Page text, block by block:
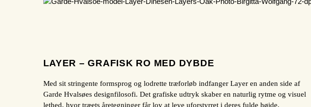
LAYER – GRAFISK RO MED DYBDE
Med sit stringente formsprog og lodrette træforløb indfanger Layer en anden side af
Garde Hvalsøes designfilosofi. Det grafiske udtryk skaber en naturlig rytme og visuel
lethed, hvor træets åretegninger får lov at leve uforstyrret i deres fulde højde.